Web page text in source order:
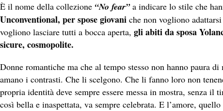
È il nome della collezione “No fear” a indicare lo stile che
Unconventional, per spose giovani che non vogliono
vogliono lasciare tutti a bocca aperta, gli abiti da sposa
sicure, cosmopolite.
Donne romantiche ma che al tempo stesso non hanno paura
amano i contrasti. Che li scelgono. Che li fanno loro non
propria identità deve sempre essere messa in mostra, senza il
così bella e inaspettata, va sempre celebrata. E l’amore,